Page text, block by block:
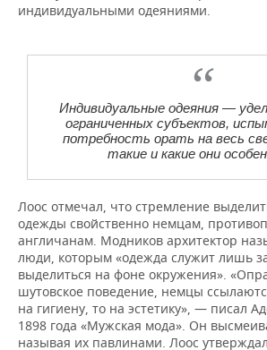
индивидуальными одеяниями.
Индивидуальные одеяния —
ограниченных субъектов,
потребность орать на весь
такие и какие они
Лоос отмечал, что стремление
одежды свойственно немцам,
англичанам. Модников архитектор
люди, которым «одежда служит лишь
выделиться на фоне окружения».
шутовское поведение, немцы
на гигиену, то на эстетику», — писал
1898 года «Мужская мода». Он
называя их павлинами. Лоос